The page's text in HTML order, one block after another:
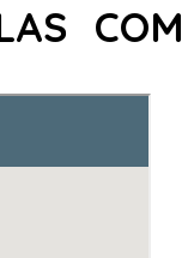
COM